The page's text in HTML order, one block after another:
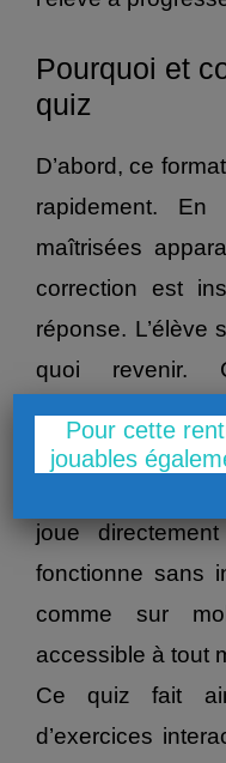
Pourquoi et
quiz
D’abord, ce
rapidement.
maîtrisées
correction est
réponse. L’élève
quoi revenir.
évaluation
plusieurs
joue
fonctionne sans
comme sur
accessible à tout
Ce quiz fait
d’exercices
Pour cette
jouables